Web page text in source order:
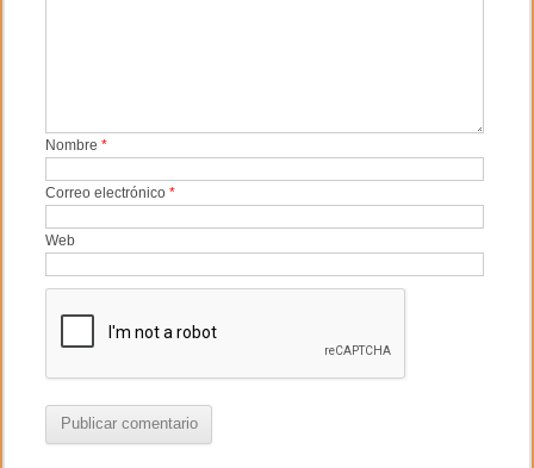
Nombre*
Correo electrónico*
Web